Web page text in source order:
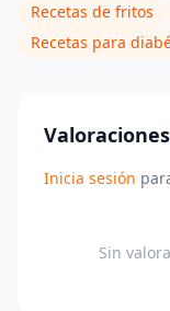
Recetas de fritos
Recetas para
Valoraciones
Inicia sesión
Sin